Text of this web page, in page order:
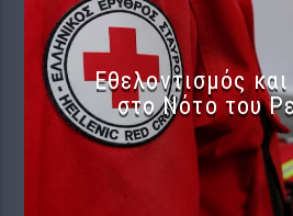
Εθελοντισμός
στο Νότο του